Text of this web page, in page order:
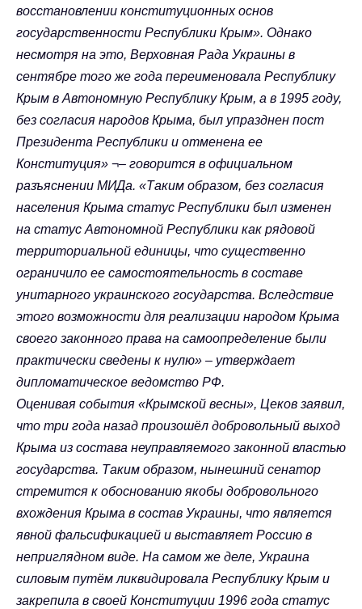
восстановлении конституционных основ
государственности Республики Крым». Однако
несмотря на это, Верховная Рада Украины в
сентябре того же года переименовала Республику
Крым в Автономную Республику Крым, а в 1995 году,
без согласия народов Крыма, был упразднен пост
Президента Республики и отменена ее
Конституция» ¬– говорится в официальном
разъяснении МИДа. «Таким образом, без согласия
населения Крыма статус Республики был изменен
на статус Автономной Республики как рядовой
территориальной единицы, что существенно
ограничило ее самостоятельность в составе
унитарного украинского государства. Вследствие
этого возможности для реализации народом Крыма
своего законного права на самоопределение были
практически сведены к нулю» – утверждает
дипломатическое ведомство РФ.
Оценивая события «Крымской весны», Цеков заявил,
что три года назад произошёл добровольный выход
Крыма из состава неуправляемого законной властью
государства. Таким образом, нынешний сенатор
стремится к обоснованию якобы добровольного
вхождения Крыма в состав Украины, что является
явной фальсификацией и выставляет Россию в
неприглядном виде. На самом же деле, Украина
силовым путём ликвидировала Республику Крым и
закрепила в своей Конституции 1996 года статус